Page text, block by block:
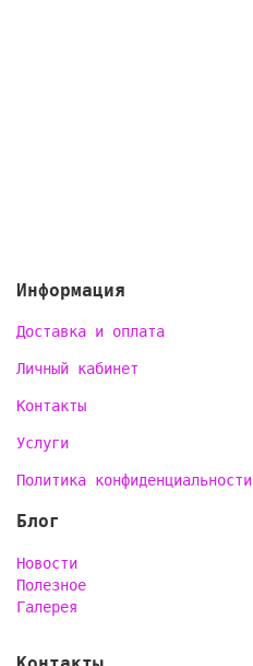
Информация
Доставка и оплата
Личный кабинет
Контакты
Услуги
Политика конфиденциальности
Блог
Новости
Полезное
Галерея